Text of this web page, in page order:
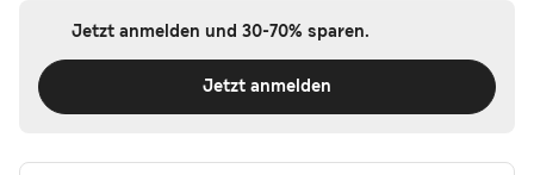
Jetzt anmelden und 30-70% sparen.
Jetzt anmelden